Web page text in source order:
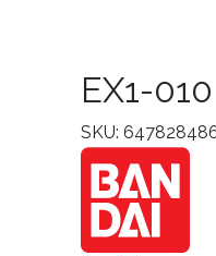
EX1-
SKU: